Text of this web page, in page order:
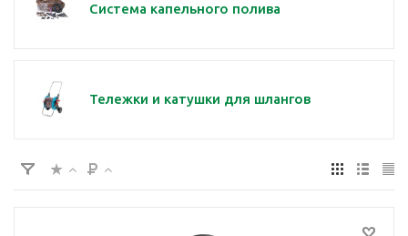
Система капельного полива
Тележки и катушки для шлангов